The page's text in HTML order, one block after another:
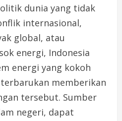
dunia yang tidak
internasional,
global, atau
energi, Indonesia
energi yang kokoh
memberikan
tersebut. Sumber
negeri, dapat